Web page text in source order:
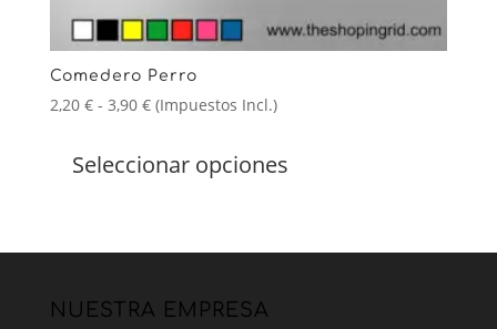
Comedero Perro
2,20 € - 3,90 €Rango
3,90 €
(Impuestos Incl.)
Seleccionar opciones
Las
NUESTRA EMPRESA